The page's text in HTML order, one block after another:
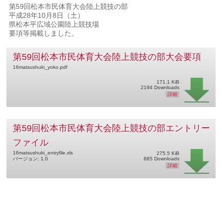
第59回松本市民体育大会陸上競技の部
平成28年10月8日（土）
県松本平広域公園陸上競技場
要項等掲載しました。
第59回松本市民体育大会陸上競技の部大会要項
16matsushuki_yoko.pdf
171.1 KiB
2194 Downloads
詳細
第59回松本市民体育大会陸上競技の部エントリー
ファイル
16matsushuki_entryfile.xls
バージョン: 1.0
275.5 KiB
885 Downloads
詳細